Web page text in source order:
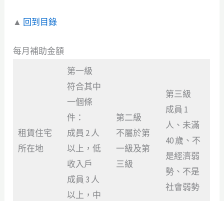
▲ 回到目錄
每月補助金額
租賃住宅
所在地
第一級
符合其中
一個條
件：
成員 2 人
以上，低
收入戶
成員 3 人
以上，中
第二級
不屬於第
一級及第
三級
第三級
成員 1
人、未滿
40 歲、不
是經濟弱
勢、不是
社會弱勢